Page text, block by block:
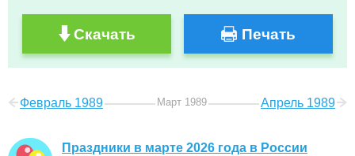
Скачать Печать
Февраль 1989 Март 1989 Апрель 1989
Праздники в марте 2026 года в России